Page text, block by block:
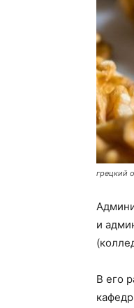
грецкий
и
В его